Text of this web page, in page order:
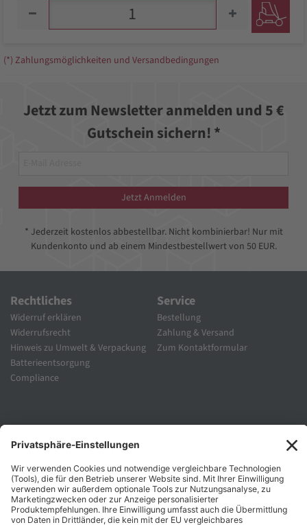
(*) Zahlungsmöglichkeiten und Versandbedingungen
Jetzt zum Newsletter anmelden und 5 €
Gutschein sichern! *
Jetzt Anmelden
* Jederzeit kostenlos abbestellbar. Nicht kombinierbar! Nur mit
Kundenkonto und ab einem Mindestbestellwert von 50 EUR.
Rechtliches
Widerruf erklären
Widerrufsrecht
Hinweis zu Umwelt & Verpackung
Batterieentsorgung
Compliance
Service
Bestellung
Zahlung & Versand
Zum Kontaktformular
Unternehmen
Karriere
Folgen Sie Uns
Zahlungsarten